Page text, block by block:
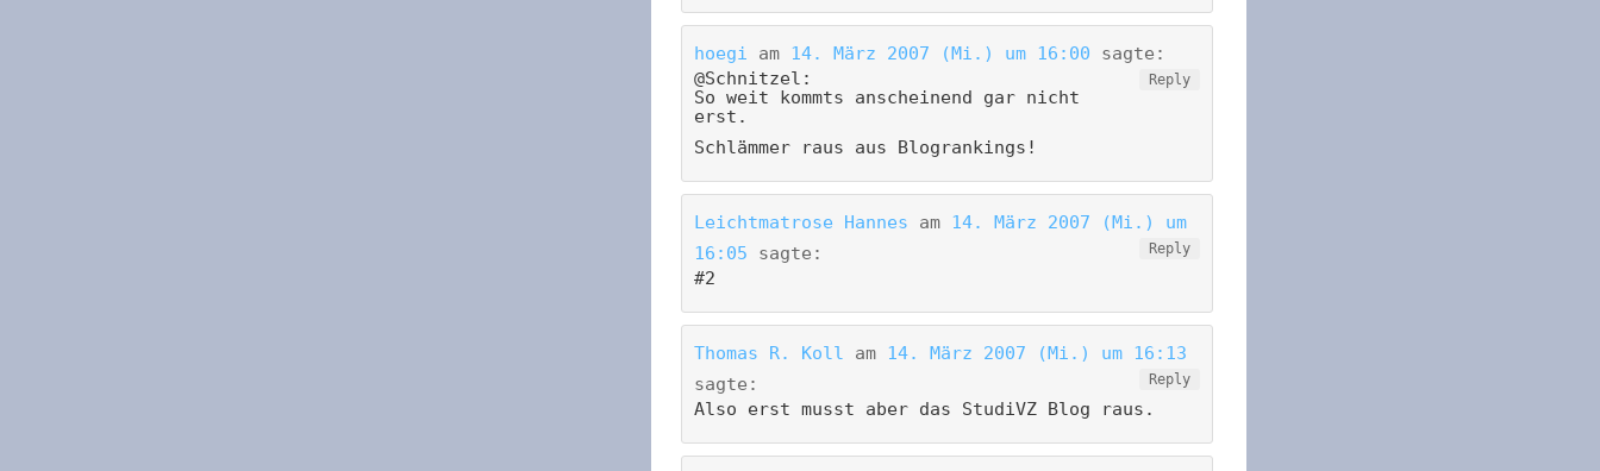
hoegi am 14. März 2007 (Mi.) um 16:00 sagte:
Reply
@Schnitzel:
So weit kommts anscheinend gar nicht
erst.
Schlämmer raus aus Blogrankings!
Leichtmatrose Hannes am 14. März 2007 (Mi.) um
16:05
sagte: Reply
#2
Thomas R. Koll am 14. März 2007 (Mi.) um 16:13
sagte:
Reply
Also erst musst aber das StudiVZ Blog raus.